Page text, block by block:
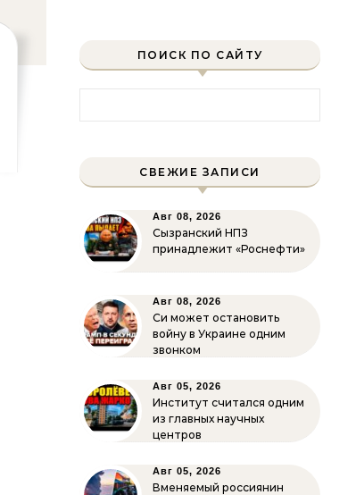
ПОИСК ПО САЙТУ
СВЕЖИЕ ЗАПИСИ
Авг 08, 2026
Сызранский НПЗ
принадлежит «Роснефти»
Авг 08, 2026
Си может остановить
войну в Украине одним
звонком
Авг 05, 2026
Институт считался одним
из главных научных
центров
Авг 05, 2026
Вменяемый россиянин